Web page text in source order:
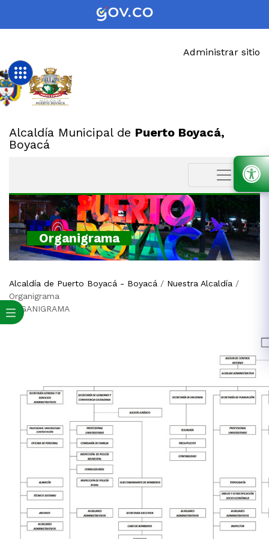
Administrar sitio
Alcaldía Municipal de Puerto Boyacá,
Boyacá
Organigrama
Alcaldía de Puerto Boyacá - Boyacá / Nuestra Alcaldía /
Organigrama
​OR​GANIGRAMA